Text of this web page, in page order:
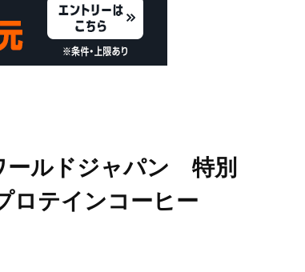
ールドジャパン 特別
ロテインコーヒー